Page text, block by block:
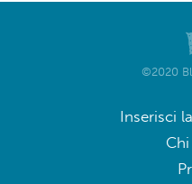
©2020
Inserisci